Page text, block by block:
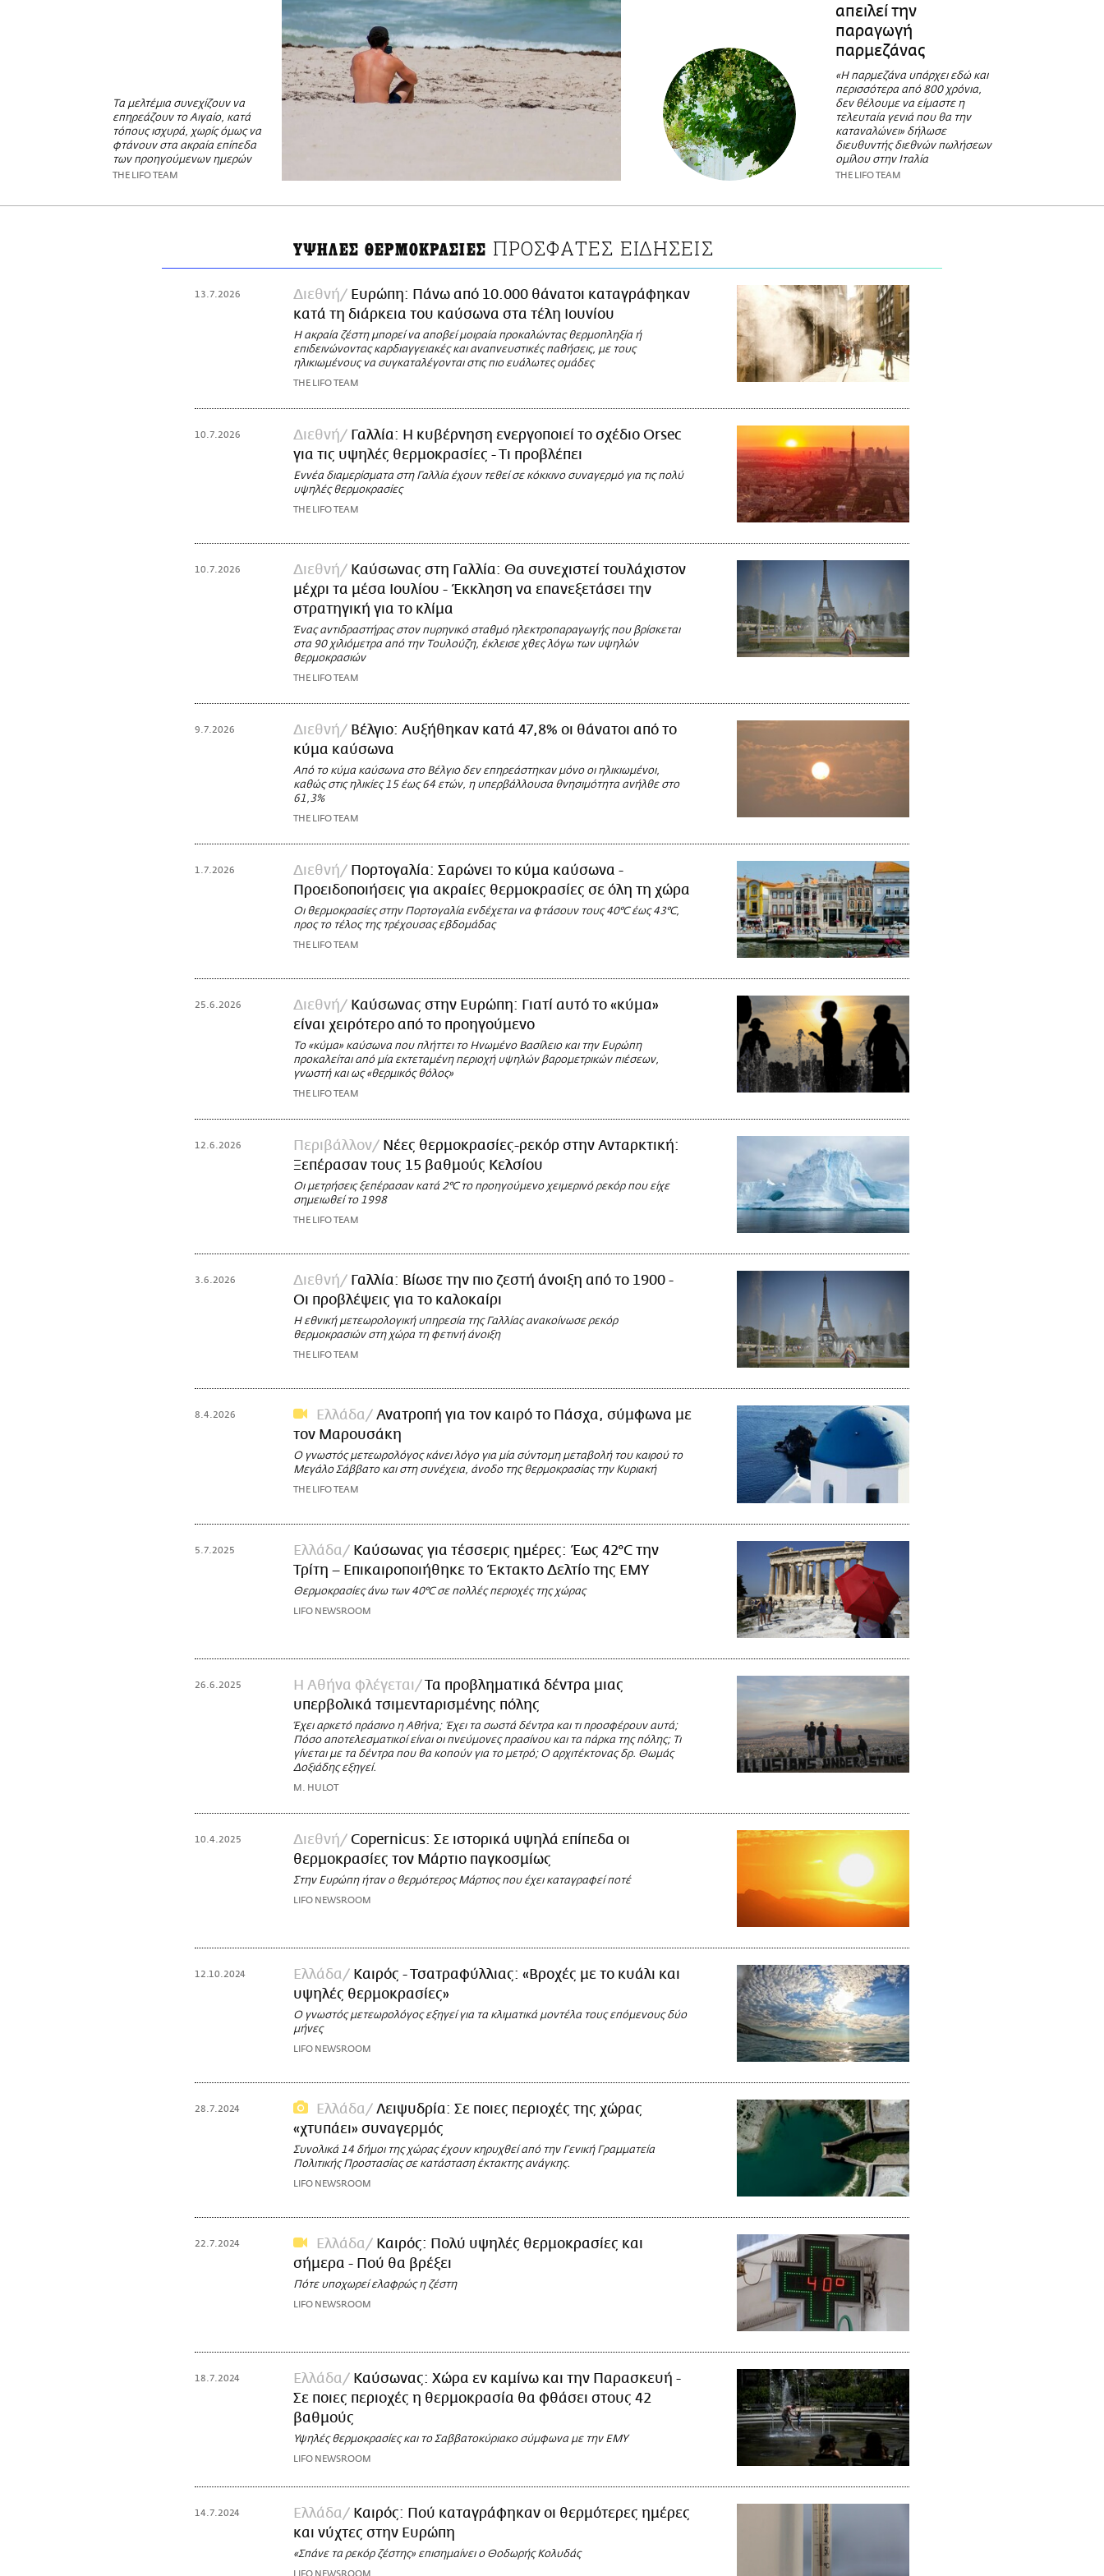
Τα μελτέμια συνεχίζουν να
επηρεάζουν το Αιγαίο, κατά
τόπους ισχυρά, χωρίς όμως να
φτάνουν στα ακραία επίπεδα
των προηγούμενων ημερών
THE LIFO TEAM
απειλεί την
παραγωγή
παρμεζάνας
«Η παρμεζάνα υπάρχει εδώ και
περισσότερα από 800 χρόνια,
δεν θέλουμε να είμαστε η
τελευταία γενιά που θα την
καταναλώνει» δήλωσε
διευθυντής διεθνών πωλήσεων
ομίλου στην Ιταλία
THE LIFO TEAM
ΥΨΗΛΕΣ ΘΕΡΜΟΚΡΑΣΙΕΣ ΠΡΟΣΦΑΤΕΣ ΕΙΔΗΣΕΙΣ
13.7.2026 Διεθνή
Ευρώπη: Πάνω από 10.000 θάνατοι καταγράφηκαν
κατά τη διάρκεια του καύσωνα στα τέλη Ιουνίου
Η ακραία ζέστη μπορεί να αποβεί μοιραία προκαλώντας θερμοπληξία ή
επιδεινώνοντας καρδιαγγειακές και αναπνευστικές παθήσεις, με τους
ηλικιωμένους να συγκαταλέγονται στις πιο ευάλωτες ομάδες
THE LIFO TEAM
10.7.2026 Διεθνή
Γαλλία: Η κυβέρνηση ενεργοποιεί το σχέδιο Orsec
για τις υψηλές θερμοκρασίες - Τι προβλέπει
Εννέα διαμερίσματα στη Γαλλία έχουν τεθεί σε κόκκινο συναγερμό για τις πολύ
υψηλές θερμοκρασίες
THE LIFO TEAM
10.7.2026 Διεθνή
Καύσωνας στη Γαλλία: Θα συνεχιστεί τουλάχιστον
μέχρι τα μέσα Ιουλίου - Έκκληση να επανεξετάσει την
στρατηγική για το κλίμα
Ένας αντιδραστήρας στον πυρηνικό σταθμό ηλεκτροπαραγωγής που βρίσκεται
στα 90 χιλιόμετρα από την Τουλούζη, έκλεισε χθες λόγω των υψηλών
θερμοκρασιών
THE LIFO TEAM
9.7.2026 Διεθνή
Βέλγιο: Αυξήθηκαν κατά 47,8% οι θάνατοι από το
κύμα καύσωνα
Από το κύμα καύσωνα στο Βέλγιο δεν επηρεάστηκαν μόνο οι ηλικιωμένοι,
καθώς στις ηλικίες 15 έως 64 ετών, η υπερβάλλουσα θνησιμότητα ανήλθε στο
61,3%
THE LIFO TEAM
1.7.2026 Διεθνή
Πορτογαλία: Σαρώνει το κύμα καύσωνα -
Προειδοποιήσεις για ακραίες θερμοκρασίες σε όλη τη χώρα
Οι θερμοκρασίες στην Πορτογαλία ενδέχεται να φτάσουν τους 40°C έως 43°C,
προς το τέλος της τρέχουσας εβδομάδας
THE LIFO TEAM
25.6.2026 Διεθνή
Καύσωνας στην Ευρώπη: Γιατί αυτό το «κύμα»
είναι χειρότερο από το προηγούμενο
Το «κύμα» καύσωνα που πλήττει το Ηνωμένο Βασίλειο και την Ευρώπη
προκαλείται από μία εκτεταμένη περιοχή υψηλών βαρομετρικών πιέσεων,
γνωστή και ως «θερμικός θόλος»
THE LIFO TEAM
12.6.2026 Περιβάλλον
Νέες θερμοκρασίες-ρεκόρ στην Ανταρκτική:
Ξεπέρασαν τους 15 βαθμούς Κελσίου
Οι μετρήσεις ξεπέρασαν κατά 2°C το προηγούμενο χειμερινό ρεκόρ που είχε
σημειωθεί το 1998
THE LIFO TEAM
3.6.2026 Διεθνή
Γαλλία: Βίωσε την πιο ζεστή άνοιξη από το 1900 -
Οι προβλέψεις για το καλοκαίρι
Η εθνική μετεωρολογική υπηρεσία της Γαλλίας ανακοίνωσε ρεκόρ
θερμοκρασιών στη χώρα τη φετινή άνοιξη
THE LIFO TEAM
8.4.2026 Ελλάδα
Ανατροπή για τον καιρό το Πάσχα, σύμφωνα με
τον Μαρουσάκη
Ο γνωστός μετεωρολόγος κάνει λόγο για μία σύντομη μεταβολή του καιρού το
Μεγάλο Σάββατο και στη συνέχεια, άνοδο της θερμοκρασίας την Κυριακή
THE LIFO TEAM
5.7.2025 Ελλάδα
Καύσωνας για τέσσερις ημέρες: Έως 42°C την
Τρίτη – Επικαιροποιήθηκε το Έκτακτο Δελτίο της ΕΜΥ
Θερμοκρασίες άνω των 40°C σε πολλές περιοχές της χώρας
LIFO NEWSROOM
26.6.2025 Η Αθήνα φλέγεται
Τα προβληματικά δέντρα μιας
υπερβολικά τσιμενταρισμένης πόλης
Έχει αρκετό πράσινο η Αθήνα; Έχει τα σωστά δέντρα και τι προσφέρουν αυτά;
Πόσο αποτελεσματικοί είναι οι πνεύμονες πρασίνου και τα πάρκα της πόλης; Τι
γίνεται με τα δέντρα που θα κοπούν για το μετρό; Ο αρχιτέκτονας δρ. Θωμάς
Δοξιάδης εξηγεί.
M. HULOT
10.4.2025 Διεθνή
Copernicus: Σε ιστορικά υψηλά επίπεδα οι
θερμοκρασίες τον Μάρτιο παγκοσμίως
Στην Ευρώπη ήταν ο θερμότερος Μάρτιος που έχει καταγραφεί ποτέ
LIFO NEWSROOM
12.10.2024 Ελλάδα
Καιρός - Τσατραφύλλιας: «Βροχές με το κυάλι και
υψηλές θερμοκρασίες»
Ο γνωστός μετεωρολόγος εξηγεί για τα κλιματικά μοντέλα τους επόμενους δύο
μήνες
LIFO NEWSROOM
28.7.2024 Ελλάδα
Λειψυδρία: Σε ποιες περιοχές της χώρας
«χτυπάει» συναγερμός
Συνολικά 14 δήμοι της χώρας έχουν κηρυχθεί από την Γενική Γραμματεία
Πολιτικής Προστασίας σε κατάσταση έκτακτης ανάγκης.
LIFO NEWSROOM
22.7.2024 Ελλάδα
Καιρός: Πολύ υψηλές θερμοκρασίες και
σήμερα - Πού θα βρέξει
Πότε υποχωρεί ελαφρώς η ζέστη
LIFO NEWSROOM
18.7.2024 Ελλάδα
Καύσωνας: Χώρα εν καμίνω και την Παρασκευή -
Σε ποιες περιοχές η θερμοκρασία θα φθάσει στους 42
βαθμούς
Υψηλές θερμοκρασίες και το Σαββατοκύριακο σύμφωνα με την ΕΜΥ
LIFO NEWSROOM
14.7.2024 Ελλάδα
Καιρός: Πού καταγράφηκαν οι θερμότερες ημέρες
και νύχτες στην Ευρώπη
«Σπάνε τα ρεκόρ ζέστης» επισημαίνει ο Θοδωρής Κολυδάς